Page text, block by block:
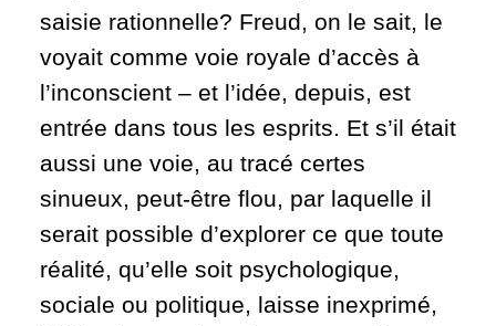
saisie rationnelle? Freud, on le sait, le
voyait comme voie royale d’accès à
l’inconscient – et l’idée, depuis, est
entrée dans tous les esprits. Et s’il était
aussi une voie, au tracé certes
sinueux, peut-être flou, par laquelle il
serait possible d’explorer ce que toute
réalité, qu’elle soit psychologique,
sociale ou politique, laisse inexprimé,